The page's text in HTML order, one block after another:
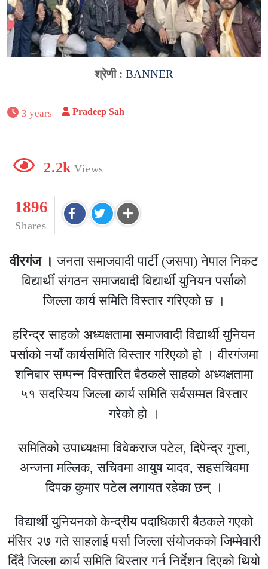
श्रेणी : BANNER
3 years Pradeep Sah
2.2k Views
1896
Shares
वीरगंज । जनता समाजवादी पार्टी (जसपा) नेपाल निकट
विद्यार्थी संगठन समाजवादी विद्यार्थी युनियन पर्साको
जिल्ला कार्य समिति विस्तार गरिएको छ ।
हरिन्द्र साहको अध्यक्षतामा समाजवादी विद्यार्थी युनियन
पर्साको नयाँ कार्यसमिति विस्तार गरिएको हो । वीरगंजमा
शनिबार सम्पन्न विस्तारित बैठकले साहको अध्यक्षतामा
५१ सदस्यिय जिल्ला कार्य समिति सर्वसम्मत विस्तार
गरेको हो ।
समितिको उपाध्यक्षमा विवेकराज पटेल, दिपेन्द्र गुप्ता,
अन्जना मल्लिक, सचिवमा आयुष यादव, सहसचिवमा
दिपक कुमार पटेल लगायत रहेका छन् ।
विद्यार्थी युनियनको केन्द्रीय पदाधिकारी बैठकले गएको
मंसिर २७ गते साहलाई पर्सा जिल्ला संयोजकको जिम्मेवारी
दिँदै जिल्ला कार्य समिति विस्तार गर्न निर्देशन दिएको थियो